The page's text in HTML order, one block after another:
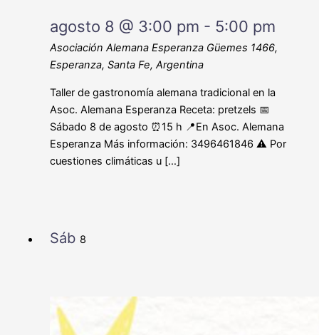
agosto 8 @ 3:00 pm - 5:00 pm
Asociación Alemana Esperanza Güemes 1466,
Esperanza, Santa Fe, Argentina
Taller de gastronomía alemana tradicional en la
Asoc. Alemana Esperanza Receta: pretzels 📅
Sábado 8 de agosto ⏰15 h 📍En Asoc. Alemana
Esperanza Más información: 3496461846 ⚠️ Por
cuestiones climáticas u […]
Sáb 8